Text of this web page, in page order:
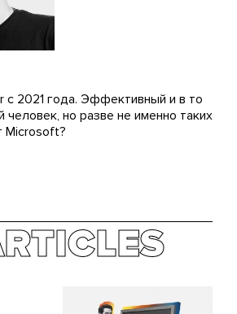
с 2021 года. Эффективный и в то
но разве не именно таких
Microsoft?